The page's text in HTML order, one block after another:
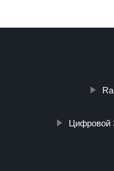
Цифровой